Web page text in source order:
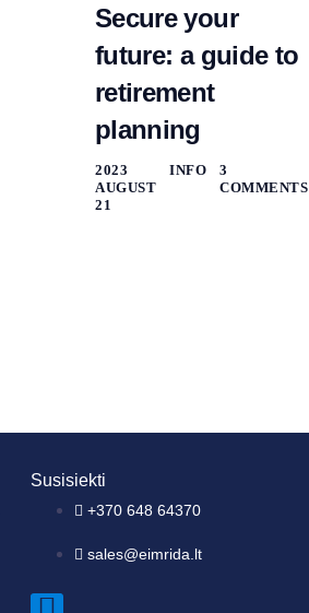
Secure your
future: a guide to
retirement
planning
2023
AUGUST
21
INFO
3
COMMENTS
Susisiekti
+370 648 64370
sales@eimrida.lt